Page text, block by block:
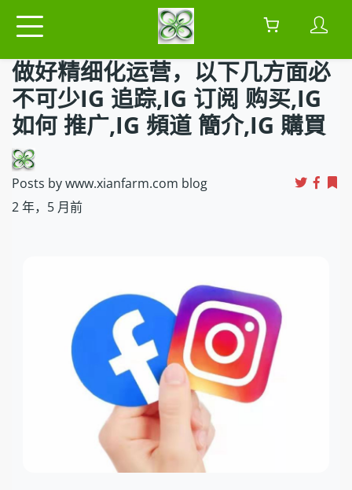
做好精细化运营，以下几方面必
不可少IG 追踪,IG 订阅 购买,IG
如何 推广,IG 頻道 簡介,IG 購買
Posts by www.xianfarm.com blog
2 年，5 月前